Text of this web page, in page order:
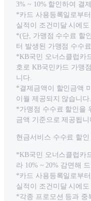
3% ~ 10% 할인하여 결
*카드 사용등록일로부
실적이 조건미달 시에
*(단, 가맹점 수수료 할
터 발생된 가맹점 수수
*KB국민 오너스클럽카
호로 KB국민카드 가맹
니다.
*결제금액이 할인금액
이월 제공되지 않습니다.
*가맹점 수수료 할인을
금액 기준으로 제공됩니
현금서비스 수수료 할인
*KB국민 오너스클럽카
라 10% ~ 20% 감면해
*카드 사용등록일로부
실적이 조건미달 시에
*각종 프로모션 등과 중